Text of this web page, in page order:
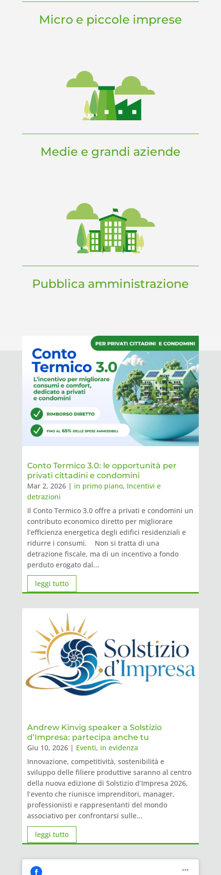
Micro e piccole imprese
Medie e grandi aziende
Pubblica amministrazione
Conto Termico 3.0: le opportunità per
privati cittadini e condomini
Mar 2, 2026| in primo piano, Incentivi e
detrazioni
Il Conto Termico 3.0 offre a privati e condomini un
contributo economico diretto per migliorare
l’efficienza energetica degli edifici residenziali e
ridurre i consumi. Non si tratta di una
detrazione fiscale, ma di un incentivo a fondo
perduto erogato dal...
leggi tutto
Andrew Kinvig speaker a Solstizio
d’Impresa: partecipa anche tu
Giu 10, 2026| Eventi, in evidenza
Innovazione, competitività, sostenibilità e
sviluppo delle filiere produttive saranno al centro
della nuova edizione di Solstizio d’Impresa 2026,
l’evento che riunisce imprenditori, manager,
professionisti e rappresentanti del mondo
associativo per confrontarsi sulle...
leggi tutto